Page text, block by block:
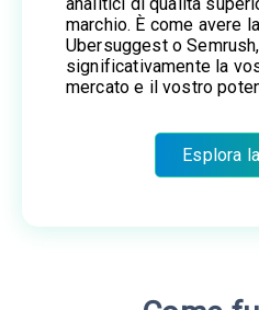
marchio. È come avere
Ubersuggest o
significativamente la
mercato e il vostro
Esplora